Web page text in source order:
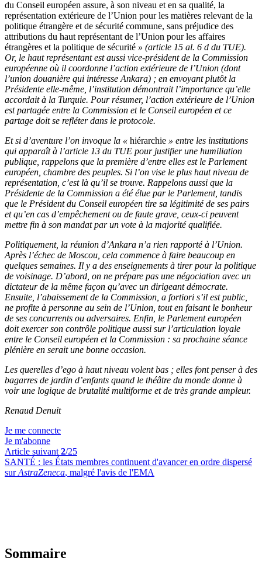
du Conseil européen assure, à son niveau et en sa qualité, la
représentation extérieure de l’Union pour les matières relevant de la
politique étrangère et de sécurité commune, sans préjudice des
attributions du haut représentant de l’Union pour les affaires
étrangères et la politique de sécurité » (article 15 al. 6 d du TUE).
Or, le haut représentant est aussi vice-président de la Commission
européenne où il coordonne l’action extérieure de l’Union (dont
l’union douanière qui intéresse Ankara) ; en envoyant plutôt la
Présidente elle-même, l’institution démontrait l’importance qu’elle
accordait à la Turquie. Pour résumer, l’action extérieure de l’Union
est partagée entre la Commission et le Conseil européen et ce
partage doit se refléter dans le protocole.
Et si d’aventure l’on invoque la « hiérarchie » entre les institutions
qui apparaît à l’article 13 du TUE pour justifier une humiliation
publique, rappelons que la première d’entre elles est le Parlement
européen, chambre des peuples. Si l’on vise le plus haut niveau de
représentation, c’est là qu’il se trouve. Rappelons aussi que la
Présidente de la Commission a été élue par le Parlement, tandis
que le Président du Conseil européen tire sa légitimité de ses pairs
et qu’en cas d’empêchement ou de faute grave, ceux-ci peuvent
mettre fin à son mandat par un vote à la majorité qualifiée.
Politiquement, la réunion d’Ankara n’a rien rapporté à l’Union.
Après l’échec de Moscou, cela commence à faire beaucoup en
quelques semaines. Il y a des enseignements à tirer pour la politique
de voisinage. D’abord, on ne prépare pas une négociation avec un
dictateur de la même façon qu’avec un dirigeant démocrate.
Ensuite, l’abaissement de la Commission, a fortiori s’il est public,
ne profite à personne au sein de l’Union, tout en faisant le bonheur
de ses concurrents ou adversaires. Enfin, le Parlement européen
doit exercer son contrôle politique aussi sur l’articulation loyale
entre le Conseil européen et la Commission : sa prochaine séance
plénière en serait une bonne occasion.
Les querelles d’ego à haut niveau volent bas ; elles font penser à des
bagarres de jardin d’enfants quand le théâtre du monde donne à
voir une logique de brutalité multiforme et de très grande ampleur.
Renaud Denuit
Je me connecte
Je m'abonne
Article suivant 2/25
SANTÉ : les États membres continuent d'avancer en ordre dispersé
surAstraZeneca, malgré l'avis de l'EMA
Sommaire